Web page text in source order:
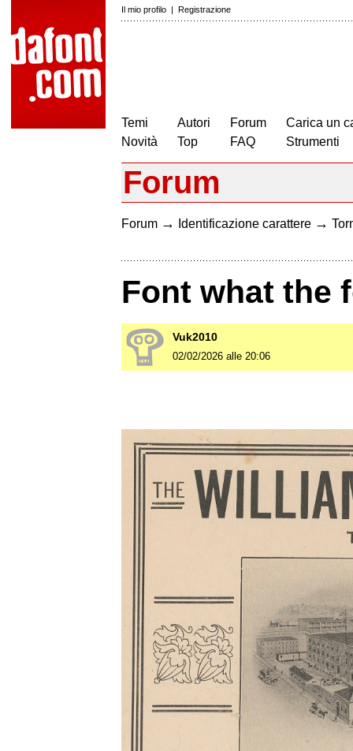
Il mio profilo | Registrazione
Temi
Novità
Autori
Top
Forum
FAQ
Carica un
Strumenti
Forum
Forum → Identificazione carattere →
Font what the
Vuk2010
02/02/2026 alle 20:06